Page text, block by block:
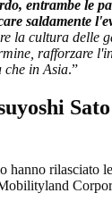
entrambe le
saldamente
la cultura delle
rafforzare
che in Asia.”
hanno rilasciato